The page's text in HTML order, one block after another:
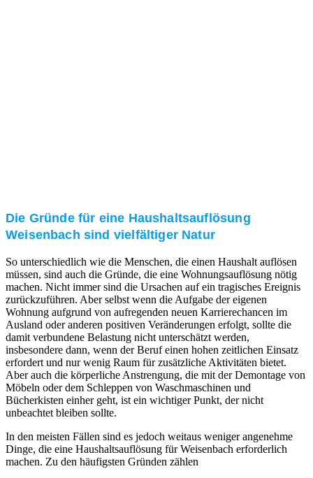
Die Gründe für eine Haushaltsauflösung
Weisenbach sind vielfältiger Natur
So unterschiedlich wie die Menschen, die einen Haushalt auflösen
müssen, sind auch die Gründe, die eine Wohnungsauflösung nötig
machen. Nicht immer sind die Ursachen auf ein tragisches Ereignis
zurückzuführen. Aber selbst wenn die Aufgabe der eigenen
Wohnung aufgrund von aufregenden neuen Karrierechancen im
Ausland oder anderen positiven Veränderungen erfolgt, sollte die
damit verbundene Belastung nicht unterschätzt werden,
insbesondere dann, wenn der Beruf einen hohen zeitlichen Einsatz
erfordert und nur wenig Raum für zusätzliche Aktivitäten bietet.
Aber auch die körperliche Anstrengung, die mit der Demontage von
Möbeln oder dem Schleppen von Waschmaschinen und
Bücherkisten einher geht, ist ein wichtiger Punkt, der nicht
unbeachtet bleiben sollte.
In den meisten Fällen sind es jedoch weitaus weniger angenehme
Dinge, die eine Haushaltsauflösung für Weisenbach erforderlich
machen. Zu den häufigsten Gründen zählen